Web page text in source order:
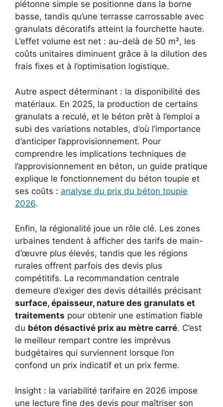
piétonne simple se positionne dans la borne
basse, tandis qu’une terrasse carrossable avec
granulats décoratifs atteint la fourchette haute.
L’effet volume est net : au-delà de 50 m², les
coûts unitaires diminuent grâce à la dilution des
frais fixes et à l’optimisation logistique.
Autre aspect déterminant : la disponibilité des
matériaux. En 2025, la production de certains
granulats a reculé, et le béton prêt à l’emploi a
subi des variations notables, d’où l’importance
d’anticiper l’approvisionnement. Pour
comprendre les implications techniques de
l’approvisionnement en béton, un guide pratique
explique le fonctionnement du béton toupie et
ses coûts : analyse du prix du béton toupie
2026.
Enfin, la régionalité joue un rôle clé. Les zones
urbaines tendent à afficher des tarifs de main-
d’œuvre plus élevés, tandis que les régions
rurales offrent parfois des devis plus
compétitifs. La recommandation centrale
demeure d’exiger des devis détaillés précisant
surface, épaisseur, nature des granulats et
traitements pour obtenir une estimation fiable
du béton désactivé prix au mètre carré. C’est
le meilleur rempart contre les imprévus
budgétaires qui surviennent lorsque l’on
confond un prix indicatif et un prix ferme.
Insight : la variabilité tarifaire en 2026 impose
une lecture fine des devis pour maîtriser son